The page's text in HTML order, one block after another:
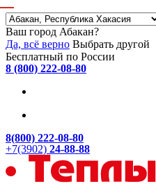
Ваш город Абакан?
Да, всё верно Выбрать другой
Бесплатный по России
8 (800) 222-08-80
8(800) 222-08-80
+7(3902) 24-88-88